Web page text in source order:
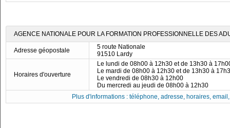
AGENCE NATIONALE POUR LA FORMATION PROFESSIONNELLE DES
Adresse géopostale
5 route Nationale
91510 Lardy
Horaires d'ouverture
Le lundi de 08h00 à 12h30 et de 13h30 à
Le mardi de 08h00 à 12h30 et de 13h30 à
Le vendredi de 08h30 à 12h00
Du mercredi au jeudi de 08h00 à 12h30
Plus d'informations : téléphone, adresse, horaires,